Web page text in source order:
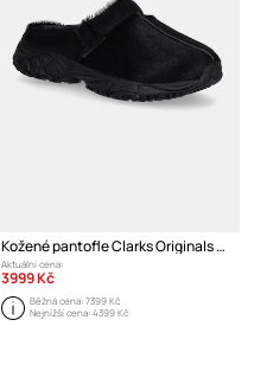
Kožené pantofle Clarks Originals CUR Clog 1
Aktuální cena:
3999 Kč
Běžná cena:7399 Kč
Nejnižší cena:4399 Kč